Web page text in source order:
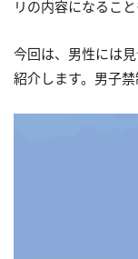
リの内容になること
今回は、男性には
紹介します。男子禁